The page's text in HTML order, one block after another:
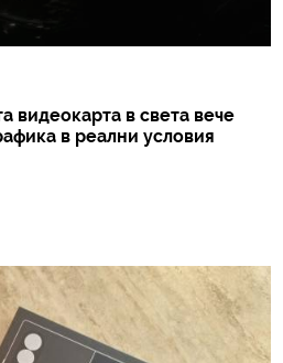
видеокарта в света вече
в реални условия